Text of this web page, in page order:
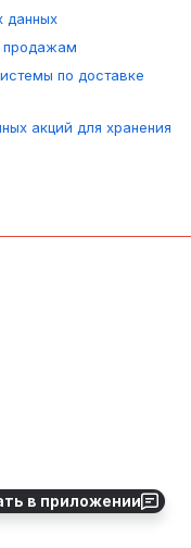
в приложении
данных
продажам
по доставке
акций для хранения